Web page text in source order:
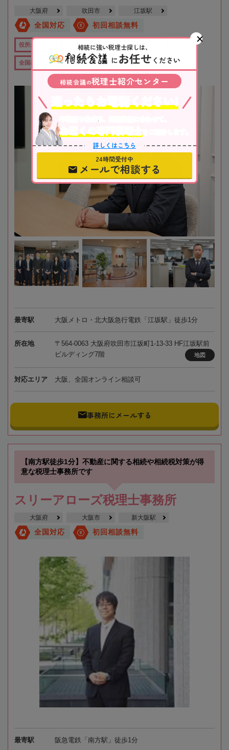
大阪府 吹田市 江坂駅
全国対応 初回相談無料
役所から近い 在籍数10名以上 オンライン相談可
全国出張対応可 女性税理士在籍
最寄駅 大阪メトロ・北大阪急行電鉄「江坂駅」徒歩1分
所在地
〒564-0063 大阪府吹田市江坂町1-13-33 HF江坂駅前
ビルディング7階
地図
対応エリア 大阪、全国オンライン相談可
事務所にメールする
【南方駅徒歩1分】不動産に関する相続や相続税対策が得
意な税理士事務所です
スリーアローズ税理士事務所
大阪府 大阪市 新大阪駅
全国対応 初回相談無料
最寄駅 阪急電鉄「南方駅」徒歩1分
相続に強い税理士探しは、
にお任せ ください
相続会議の税理士紹介センター
不動産や株式等、相続資産に合わせて、
お近くの専門税理士
をご紹介します。
詳しくはこちら
24時間受付中
メールで相談する